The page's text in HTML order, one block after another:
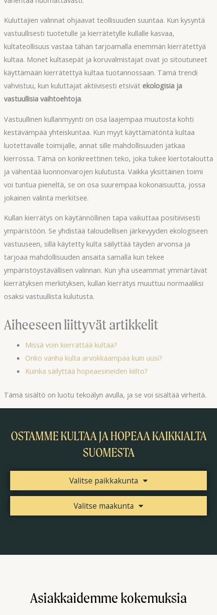
Kuluttajien valinnat ohjaavat teollisuuden suuntaa. Kun kysyntä
vastuullisesti tuotetulle ja kierrätetylle kullalle kasvaa,
kultateollisuus vastaa tähän tarjoamalla enemmän kierrätettyä
kultaa. Monet kultasepät ja koruvalmistajat ovat jo sitoutuneet
käyttämään kierrätettyä kultaa tuotannossaan. Tämä trendi
vahvistuu, kun kuluttajat aktiivisesti etsivät ekologisia ja
vastuullisia vaihtoehtoja.
Vastuullinen kullanmyynti on osa laajempaa muutosta kohti
kestävämpää yhteiskuntaa. Kun myyt käyttämätöntä kultaa
luotettavalle toimijalle, annat sille mahdollisuuden jatkaa
kierrossa. Tämä on konkreettinen teko, joka tukee kiertotaloutta
ja vähentää luonnonvarojen kulutusta. Vaikka yksittäinen toimi
voi tuntua pieneltä, se on osa suurempaa kokonaisuutta, jossa
jokainen valinta merkitsee.
Kullan kierrätys on käytännöllinen tapa vaikuttaa positiivisesti
ympäristöön. Se yhdistää taloudellisen järkevyyden ekologiseen
vastuuseen, sillä käytetty kulta säilyttää täyden arvonsa ja
tarjoaa mahdollisuuden ansaita samalla kun tekee
ympäristöystävällisen valinnan. Kun yhä useammat ymmärtävät
kierrätyksen merkityksen, kullan kierrätys muuttuu normaaliksi
osaksi vastuullista kulutusta.
Aiheeseen liittyvät artikkelit
Missä voin kierrättää kultaa?
Onko vanha kulta arvokkaampaa kuin uusi?
Kuinka säilyttää hopeaesineiden kiilto?
Tämä sisältö on luotu tekoälyn avulla, ja se voi sisältää virheitä.
OSTAMME KULTAA JA HOPEAA KAIKKIALTA
SUOMESTA
Valitse paikkakunta
Valitse maakunta
Asiakkaidemme kokemuksia